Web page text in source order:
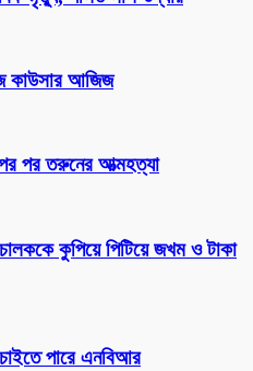
কাউসার আজিজ
পর তরুনের আত্মহত্যা
কুপিয়ে পিটিয়ে জখম ও টাকা
পারে এনবিআর